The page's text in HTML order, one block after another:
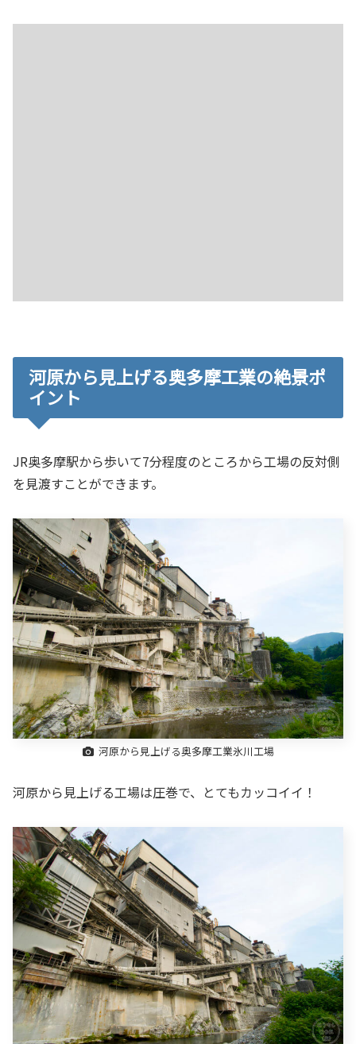
河原から見上げる奥多摩工業の絶景ポ
イント
JR奥多摩駅から歩いて7分程度のところから工場の反対側
を見渡すことができます。
河原から見上げる奥多摩工業氷川工場
河原から見上げる工場は圧巻で、とてもカッコイイ！